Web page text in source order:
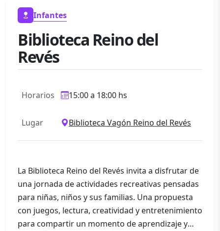
Infantes
Biblioteca Reino del
Revés
Horarios 15:00 a 18:00 hs
Lugar Biblioteca Vagón Reino del Revés
La Biblioteca Reino del Revés invita a disfrutar de
una jornada de actividades recreativas pensadas
para niñas, niños y sus familias. Una propuesta
con juegos, lectura, creatividad y entretenimiento
para compartir un momento de aprendizaje y